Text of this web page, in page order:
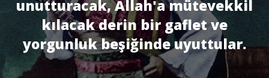
unutturacak, Allah'a mütevekkil
kılacak derin bir gaflet ve
yorgunluk beşiğinde uyuttular.